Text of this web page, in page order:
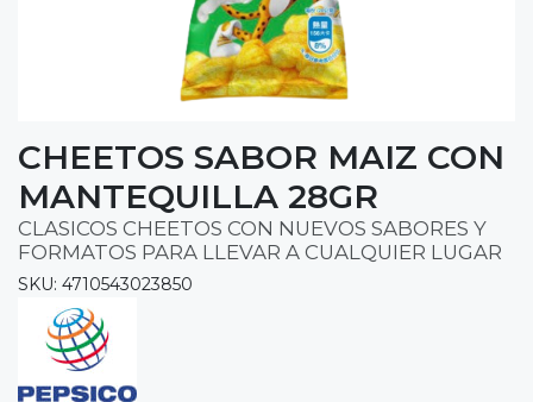
CHEETOS SABOR MAIZ CON
MANTEQUILLA 28GR
CLASICOS CHEETOS CON NUEVOS SABORES Y
FORMATOS PARA LLEVAR A CUALQUIER LUGAR
SKU: 4710543023850